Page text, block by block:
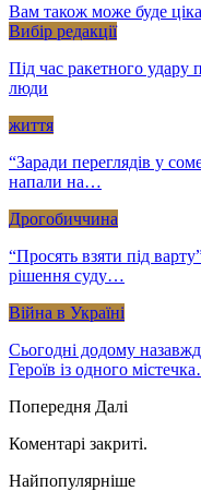
Вам також може буде
Вибір редакції
Під час ракетного удару
люди
життя
“Заради переглядів у
напали на…
Дрогобиччина
“Просять взяти під
рішення суду…
Війна в Україні
Сьогодні додому
Героїв із одного
Попередня Далі
Коментарі закриті.
Найпопулярніше